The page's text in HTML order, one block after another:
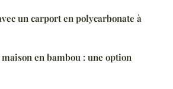
un carport en polycarbonate à
en bambou : une option